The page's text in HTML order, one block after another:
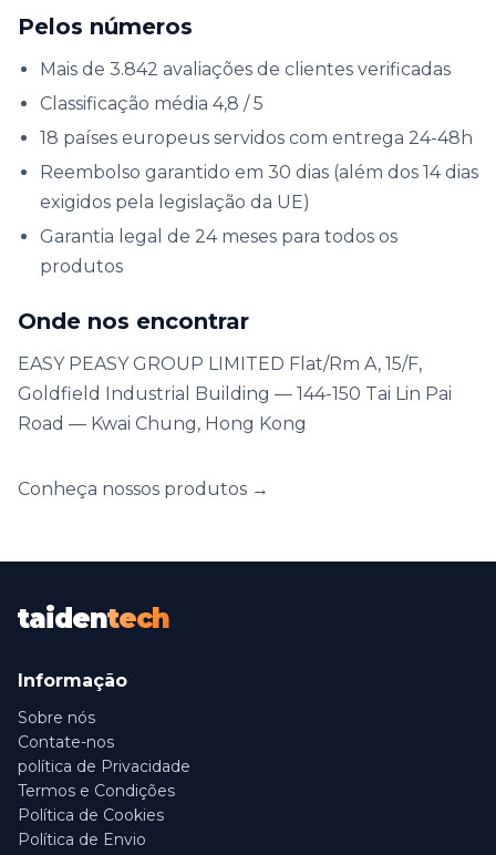
Pelos números
Mais de 3.842 avaliações de clientes verificadas
Classificação média 4,8 / 5
18 países europeus servidos com entrega 24-48h
Reembolso garantido em 30 dias (além dos 14 dias
exigidos pela legislação da UE)
Garantia legal de 24 meses para todos os
produtos
Onde nos encontrar
EASY PEASY GROUP LIMITED Flat/Rm A, 15/F,
Goldfield Industrial Building — 144-150 Tai Lin Pai
Road — Kwai Chung, Hong Kong
Conheça nossos produtos →
taidentech
Informação
Sobre nós
Contate-nos
política de Privacidade
Termos e Condições
Política de Cookies
Política de Envio